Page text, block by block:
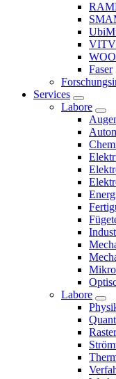
Faser
Services
Labore
Labore